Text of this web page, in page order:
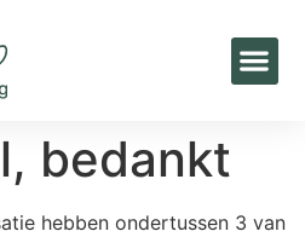
bedankt
hebben ondertussen 3 van